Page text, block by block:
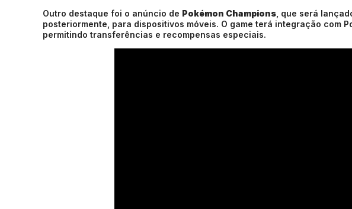
Outro destaque foi o anúncio de Pokémon Champions , que será
posteriormente, para dispositivos móveis. O game terá integração com
permitindo transferências e recompensas especiais.